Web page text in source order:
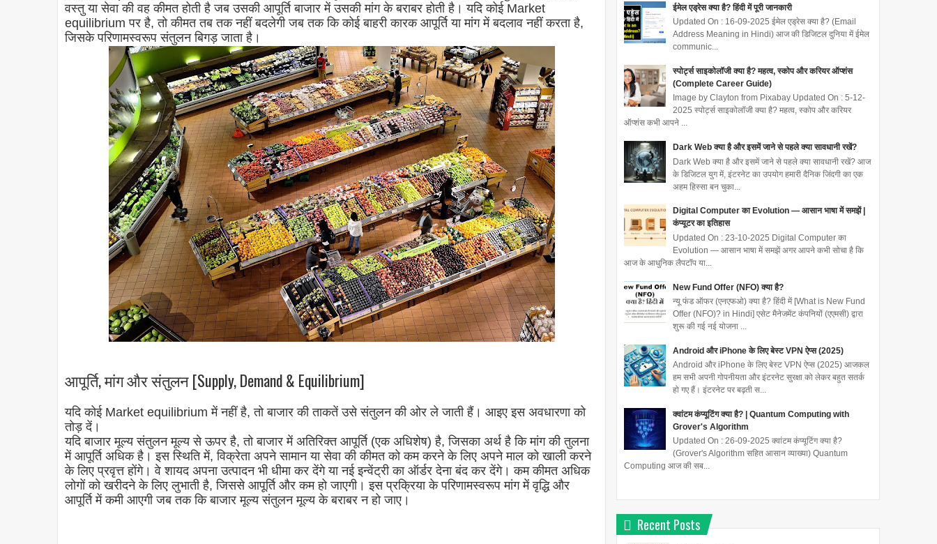
वस्तु या सेवा की वह कीमत होती है जब उसकी आपूर्ति बाजार में उसकी मांग के बराबर होती है। यदि कोई Market
equilibrium पर है, तो कीमत तब तक नहीं बदलेगी जब तक कि कोई बाहरी कारक आपूर्ति या मांग में बदलाव नहीं करता है,
जिसके परिणामस्वरूप संतुलन बिगड़ जाता है।
आपूर्ति, मांग और संतुलन [Supply, Demand & Equilibrium]
यदि कोई Market equilibrium में नहीं है, तो बाजार की ताकतें उसे संतुलन की ओर ले जाती हैं। आइए इस अवधारणा को
तोड़ दें।
यदि बाजार मूल्य संतुलन मूल्य से ऊपर है, तो बाजार में अतिरिक्त आपूर्ति (एक अधिशेष) है, जिसका अर्थ है कि मांग की तुलना
में आपूर्ति अधिक है। इस स्थिति में, विक्रेता अपने सामान या सेवा की कीमत को कम करने के लिए अपने माल को खाली करने
के लिए प्रवृत्त होंगे। वे शायद अपना उत्पादन भी धीमा कर देंगे या नई इन्वेंट्री का ऑर्डर देना बंद कर देंगे। कम कीमत अधिक
लोगों को खरीदने के लिए लुभाती है, जिससे आपूर्ति और कम हो जाएगी। इस प्रक्रिया के परिणामस्वरूप मांग में वृद्धि और
आपूर्ति में कमी आएगी जब तक कि बाजार मूल्य संतुलन मूल्य के बराबर न हो जाए।
ईमेल एड्रेस क्या है? हिंदी में पूरी जानकारी
Updated On : 16-09-2025 ईमेल एड्रेस क्या है? (Email
Address Meaning in Hindi) आज की डिजिटल दुनिया में ईमेल
communic...
स्पोर्ट्स साइकोलॉजी क्या है? महत्व, स्कोप और करियर ऑप्शंस
(Complete Career Guide)
Image by Clayton from Pixabay Updated On : 5-12-
2025 स्पोर्ट्स साइकोलॉजी क्या है? महत्व, स्कोप और करियर
ऑप्शंस कभी आपने ...
Dark Web क्या है और इसमें जाने से पहले क्या सावधानी रखें?
Dark Web क्या है और इसमें जाने से पहले क्या सावधानी रखें? आज
के डिजिटल युग में, इंटरनेट का उपयोग हमारी दैनिक जिंदगी का एक
अहम हिस्सा बन चुका...
Digital Computer का Evolution — आसान भाषा में समझें |
कंप्यूटर का इतिहास
Updated On : 23-10-2025 Digital Computer का
Evolution — आसान भाषा में समझें अगर आपने कभी सोचा है कि
आज के आधुनिक लैपटॉप या...
New Fund Offer (NFO) क्या है?
न्यू फंड ऑफर (एनएफओ) क्या है? हिंदी में [What is New Fund
Offer (NFO)? in Hindi] एसेट मैनेजमेंट कंपनियों (एएमसी) द्वारा
शुरू की गई नई योजना ...
Android और iPhone के लिए बेस्ट VPN ऐप्स (2025)
Android और iPhone के लिए बेस्ट VPN ऐप्स (2025) आजकल
हम सभी अपनी गोपनीयता और इंटरनेट सुरक्षा को लेकर बहुत सतर्क
हो गए हैं। इंटरनेट पर बढ़ती स...
क्वांटम कंप्यूटिंग क्या है? | Quantum Computing with
Grover's Algorithm
Updated On : 26-09-2025 क्वांटम कंप्यूटिंग क्या है?
(Grover's Algorithm सहित आसान व्याख्या) Quantum
Computing आज की सब...
Recent Posts